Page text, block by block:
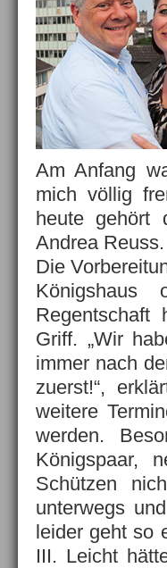
Am Anfang
mich völlig
heute gehört
Andrea Reuss.
Die
Regentschaft
Griff. „Wir
immer nach
zuerst!“,
weitere
werden.
Königspaar,
Schützen
unterwegs
leider geht so
III. Leicht